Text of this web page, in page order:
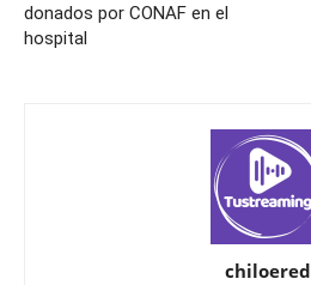
donados por CONAF en el
hospital
chiloered